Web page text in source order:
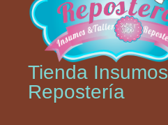
Tienda Insumos
Repostería